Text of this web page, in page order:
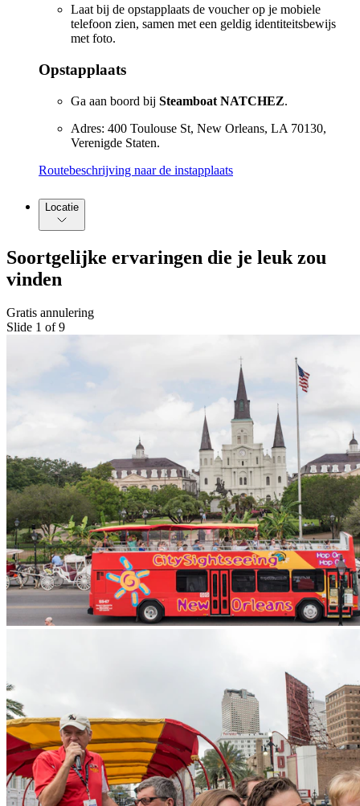
Laat bij de opstapplaats de voucher op je mobiele
telefoon zien, samen met een geldig identiteitsbewijs
met foto.
Opstapplaats
Ga aan boord bij Steamboat NATCHEZ.
Adres: 400 Toulouse St, New Orleans, LA 70130,
Verenigde Staten.
Routebeschrijving naar de instapplaats
Locatie
Soortgelijke ervaringen die je leuk zou
vinden
Gratis annulering
Slide 1 of 9